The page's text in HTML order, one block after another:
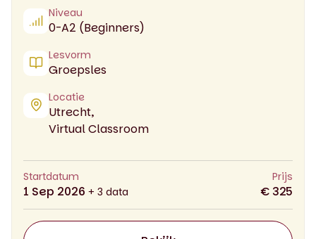
Niveau
0-A2 (Beginners)
Lesvorm
Groepsles
Locatie
Utrecht,
Virtual Classroom
Startdatum
1 Sep 2026 + 3 data
Prijs
€ 325